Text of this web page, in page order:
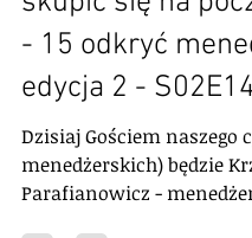
Komunikując
skupić się na
- 15 odkryć
edycja 2 -
Dzisiaj Gościem naszego